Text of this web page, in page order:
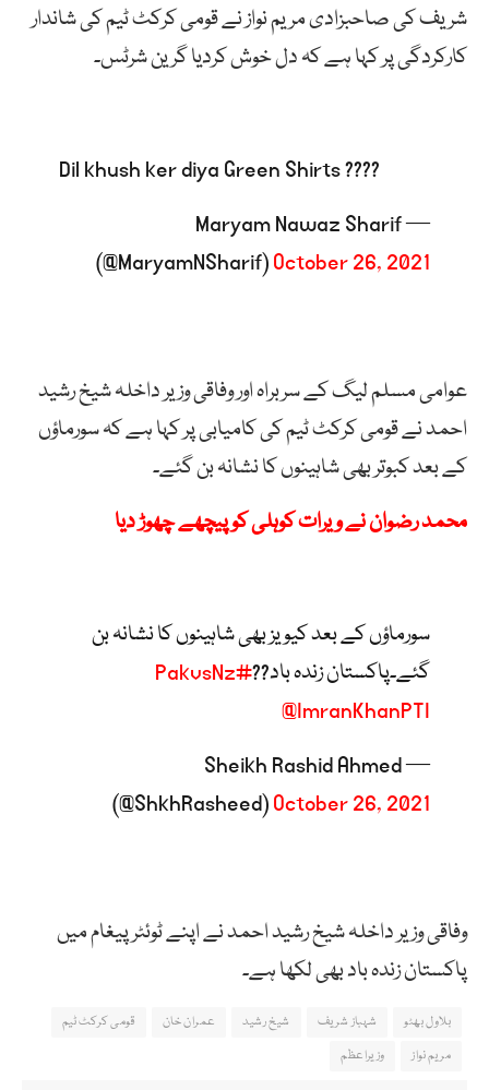
شریف کی صاحبزادی مریم نواز نے قومی کرکٹ ٹیم کی شاندار
کارکردگی پر کہا ہے کہ دل خوش کردیا گرین شرٹس۔
Dil khush ker diya Green Shirts ????
— Maryam Nawaz Sharif
(@MaryamNSharif)October 26, 2021
عوامی مسلم لیگ کے سربراہ اور وفاقی وزیر داخلہ شیخ رشید
احمد نے قومی کرکٹ ٹیم کی کامیابی پر کہا ہے کہ سورماؤں
کے بعد کبوتر بھی شاہینوں کا نشانہ بن گئے۔
محمد رضوان نے ویرات کوہلی کو پیچھے چھوڑ دیا
سورماؤں کے بعد کیویز بھی شاہینوں کا نشانہ بن
گئے۔پاکستان زندہ باد??#PakvsNz
@ImranKhanPTI
— Sheikh Rashid Ahmed
(@ShkhRasheed)October 26, 2021
وفاقی وزیر داخلہ شیخ رشید احمد نے اپنے ٹوئٹر پیغام میں
پاکستان زندہ باد بھی لکھا ہے۔
بلاول بھٹو شہباز شریف شیخ رشید عمران خان
قومی کرکٹ ٹیم
مریم نواز
وزیراعظم